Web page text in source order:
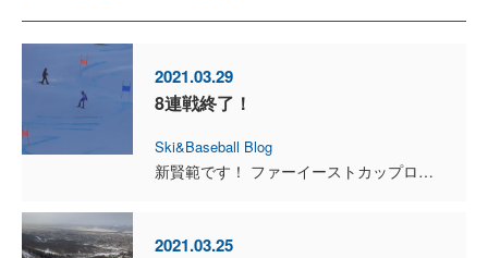
2021.03.29
8連戦終了！
Ski&Baseball Blog
新賢範です！ ファーイーストカップロシアシリーズが終了しました。最後のGSは第3戦目28位、第4戦目が12位と今回のシリーズではベストのリザルトでした。また来季の中国から始まるファーイーストカッ...
2021.03.25